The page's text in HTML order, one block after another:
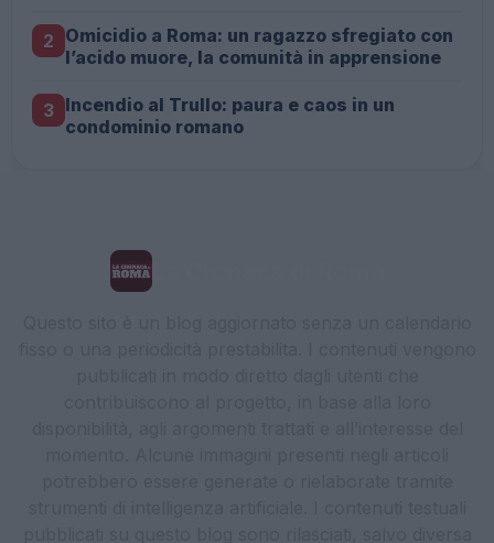
2 Omicidio a Roma: un ragazzo sfregiato con
l’acido muore, la comunità in apprensione
3 Incendio al Trullo: paura e caos in un
condominio romano